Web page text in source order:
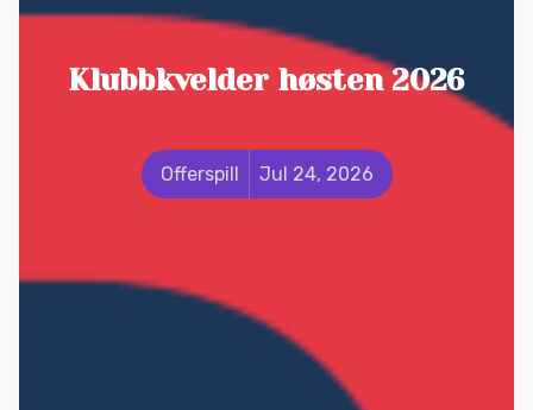
Klubbkvelder høsten 2026
Offerspill Jul 24, 2026